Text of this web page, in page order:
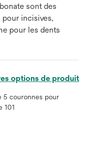
sont des
incisives,
pour les dents
options de produit
5 couronnes pour
101